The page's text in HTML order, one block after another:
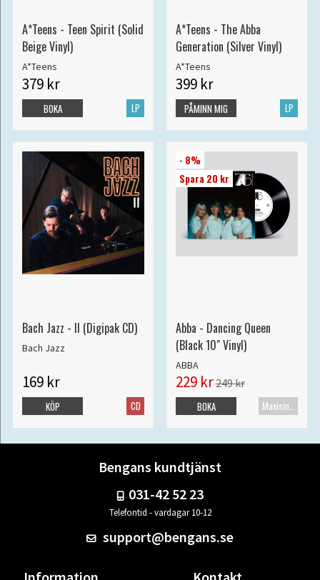
A*Teens - Teen Spirit (Solid
Beige Vinyl)
A*Teens
379 kr
LP
BOKA
A*Teens - The Abba
Generation (Silver Vinyl)
A*Teens
399 kr
LP
PÅMINN MIG
Bach Jazz - II (Digipak CD)
Bach Jazz
169 kr
CD
KÖP
- 8%
Spara 20 kr
Abba - Dancing Queen
(Black 10" Vinyl)
ABBA
229 kr249 kr
Maxisingel
BOKA
Bengans kundtjänst
031-42 52 23
Telefontid - vardagar 10-12
support@bengans.se